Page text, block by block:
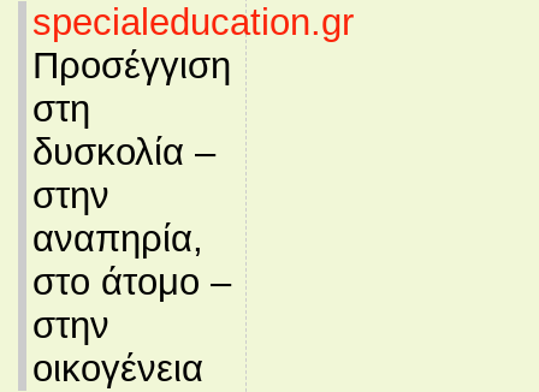
specialeducation.gr
Προσέγγιση
στη
δυσκολία –
στην
αναπηρία,
στο άτομο –
στην
οικογένεια